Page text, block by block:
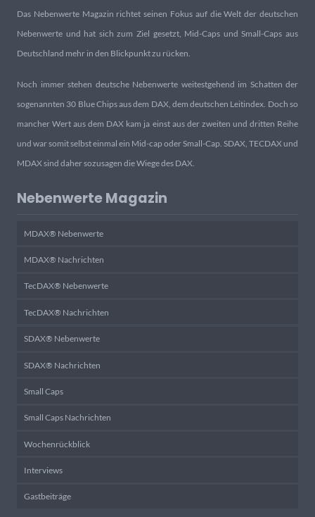
Das Nebenwerte Magazin richtet seinen Fokus auf die Welt der deutschen
Nebenwerte und hat sich zum Ziel gesetzt, Mid-Caps und Small-Caps aus
Deutschland mehr in den Blickpunkt zu rücken.
Noch immer stehen deutsche Nebenwerte weitestgehend im Schatten der
sogenannten 30 Blue Chips aus dem DAX, dem deutschen Leitindex. Doch so
mancher Wert aus dem DAX kam ja einst aus der zweiten und dritten Reihe
und war somit selbst einmal ein Mid-cap oder Small-Cap. SDAX, TECDAX und
MDAX sind daher sozusagen die Wiege des DAX.
Nebenwerte Magazin
MDAX® Nebenwerte
MDAX® Nachrichten
TecDAX® Nebenwerte
TecDAX® Nachrichten
SDAX® Nebenwerte
SDAX® Nachrichten
Small Caps
Small Caps Nachrichten
Wochenrückblick
Interviews
Gastbeiträge